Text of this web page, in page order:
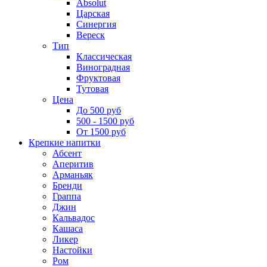
Absolut
Царская
Синергия
Вереск
Тип
Классическая
Виноградная
Фруктовая
Тутовая
Цена
До 500 руб
500 - 1500 руб
От 1500 руб
Крепкие напитки
Абсент
Аперитив
Арманьяк
Бренди
Граппа
Джин
Кальвадос
Кашаса
Ликер
Настойки
Ром